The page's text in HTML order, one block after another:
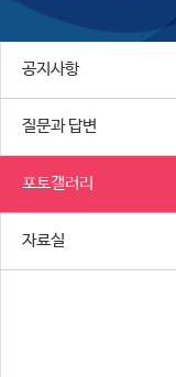
공지사항
질문과 답변
포토갤러리
자료실